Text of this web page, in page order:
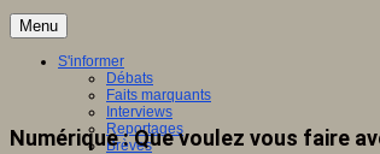
Menu
S'informer
Débats
Faits marquants
Interviews
Reportages
Brèves
Numérique : Que voulez vous faire